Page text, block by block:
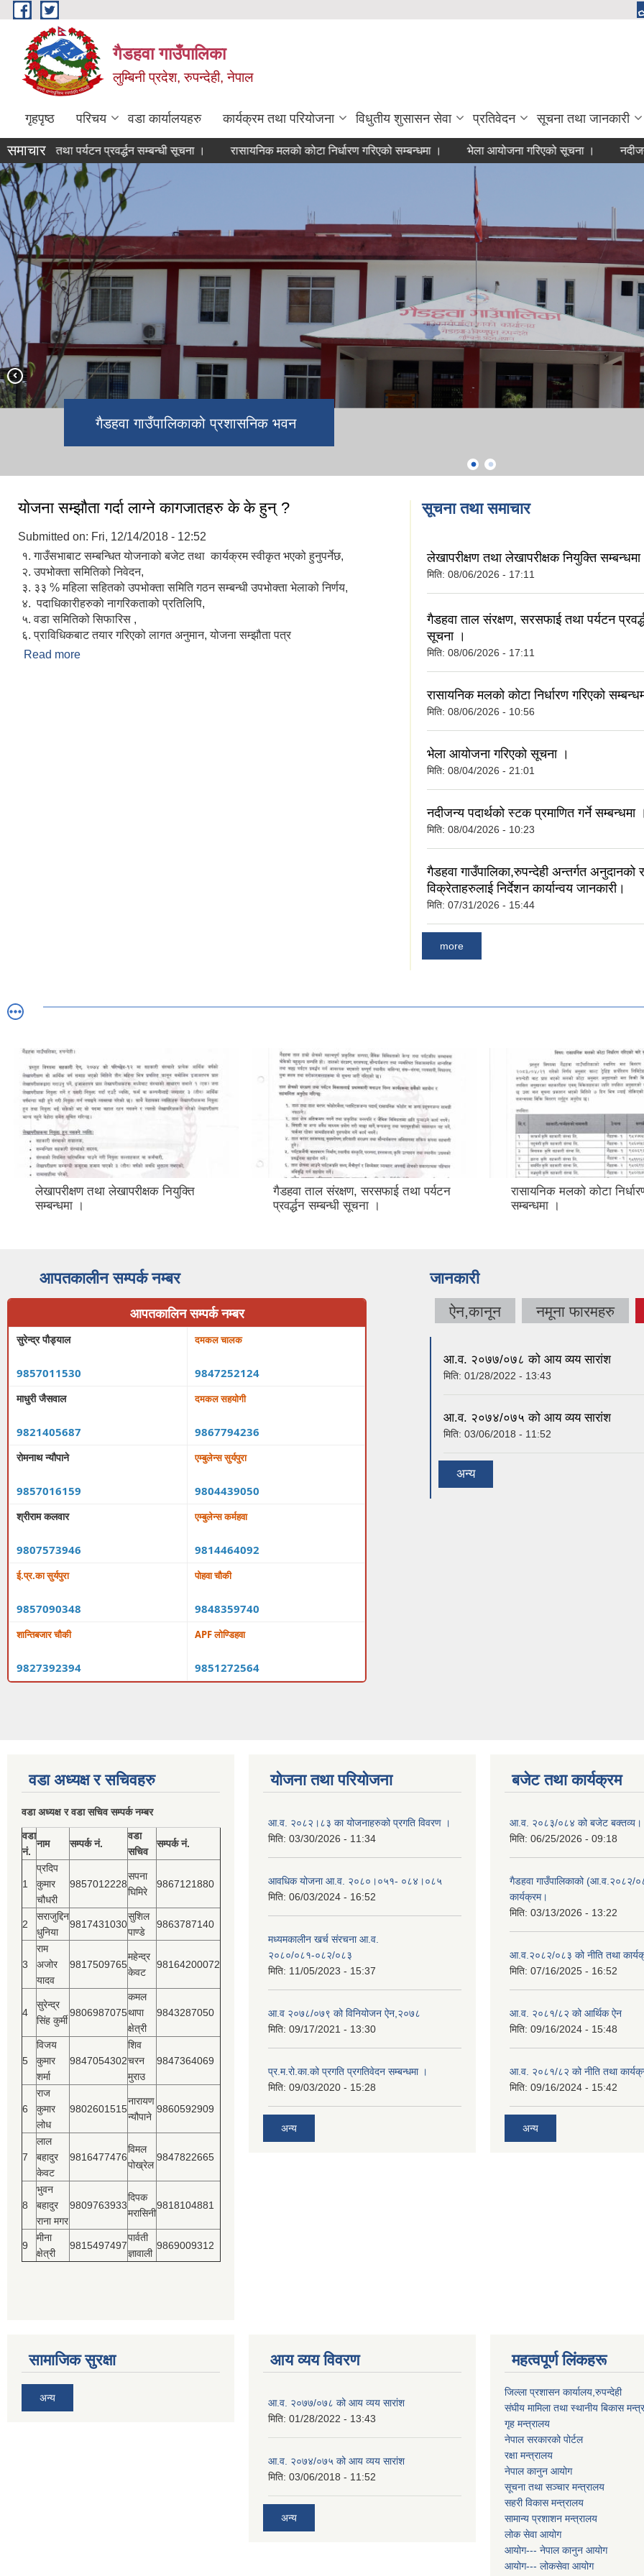
Skip to main content
गैडहवा गाउँपालिका
लुम्बिनी प्रदेश, रुपन्देही, नेपाल
गृहपृष्ठ परिचय वडा कार्यालयहरु कार्यक्रम तथा परियोजना विधुतीय शुसासन सेवा प्रतिवेदन सूचना तथा जानकारी
समाचार
तथा पर्यटन प्रवर्द्धन सम्बन्धी सूचना । रासायनिक मलको कोटा निर्धारण गरिएको सम्बन्धमा । भेला आयोजना गरिएको सूचना । नदीजन्य
गैडहवा गाउँपालिकाको प्रशासनिक भवन
गैडहवा ताल
याेजना सम्झौता गर्दा लाग्ने कागजातहरु के के हुन् ?
Submitted on: Fri, 12/14/2018 - 12:52
१. गाउँसभाबाट सम्बन्धित योजनाको बजेट तथा कार्यक्रम स्वीकृत भएको हुनुपर्नेछ,
२. उपभोक्ता समितिको निवेदन,
३. ३३ % महिला सहितको उपभोक्ता समिति गठन सम्बन्धी उपभोक्ता भेलाको निर्णय,
४. पदाधिकारीहरुको नागरिकताको प्रतिलिपि,
५. वडा समितिको सिफारिस ,
६. प्राविधिकबाट तयार गरिएको लागत अनुमान, योजना सम्झौता पत्र
Read more
सूचना तथा समाचार
लेखापरीक्षण तथा लेखापरीक्षक नियुक्ति सम्बन्धमा
मिति: 08/06/2026 - 17:11
गैडहवा ताल संरक्षण, सरसफाई तथा पर्यटन
सूचना ।
मिति: 08/06/2026 - 17:11
रासायनिक मलको कोटा निर्धारण गरिएको
मिति: 08/06/2026 - 10:56
भेला आयोजना गरिएको सूचना ।
मिति: 08/04/2026 - 21:01
नदीजन्य पदार्थको स्टक प्रमाणित गर्ने सम्बन्धमा ।
मिति: 08/04/2026 - 10:23
गैडहवा गाउँपालिका,रुपन्देही अन्तर्गत अनुदानको
विक्रेताहरुलाई निर्देशन कार्यान्वय जानकारी।
मिति: 07/31/2026 - 15:44
more
लेखापरीक्षण तथा लेखापरीक्षक नियुक्ति
सम्बन्धमा ।
गैडहवा ताल संरक्षण, सरसफाई तथा पर्यटन
प्रवर्द्धन सम्बन्धी सूचना ।
रासायनिक मलको कोटा
सम्बन्धमा ।
आपतकालीन सम्पर्क नम्बर
आपतकालिन सम्पर्क नम्बर
सुरेन्द्र पौड्याल
9857011530
दमकल चालक
9847252124
माधुरी जैसवाल
9821405687
दमकल सहयोगी
9867794236
रोमनाथ न्यौपाने
9857016159
एम्बुलेन्स सुर्यपुरा
9804439050
श्रीराम कलवार
9807573946
एम्बुलेन्स कर्महवा
9814464092
ई.प्र.का सुर्यपुरा
9857090348
पोहवा चौकी
9848359740
शान्तिबजार चौकी
9827392394
APF लोण्डिहवा
9851272564
जानकारी
ऐन,कानून नमूना फारमहरु
आ.व. २०७७/०७८ को आय व्यय सारांश
मिति: 01/28/2022 - 13:43
आ.व. २०७४/०७५ को आय व्यय सारांश
मिति: 03/06/2018 - 11:52
अन्य
वडा अध्यक्ष र सचिवहरु
वडा अध्यक्ष र वडा सचिव सम्पर्क नम्बर
वडा
नं.
नाम सम्पर्क नं.
वडा
सचिव
सम्पर्क नं.
1
प्रदिप
कुमार
चौधरी
9857012228
सपना
घिमिरे
9867121880
2
सराजुद्दिन
धुनिया
9817431030
सुशिल
पाण्डे
9863787140
3
राम
अजोर
यादव
9817509765
महेन्द्र
केवट
98164200072
4
सुरेन्द्र
सिंह कुर्मी
9806987075
कमल
थापा
क्षेत्री
9843287050
5
विजय
कुमार
शर्मा
9847054302
शिव
चरन
मुराउ
9847364069
6
राज
कुमार
लोध
9802601515
नारायण
न्यौपाने
9860592909
7
लाल
बहादुर
केवट
9816477476
विमल
पोख्रेल
9847822665
8
भुवन
बहादुर
राना मगर
9809763933
दिपक
मरासिनी
9818104881
9
मीना
क्षेत्री
9815497497
पार्वती
ज्ञावाली
9869009312
योजना तथा परियोजना
आ.व. २०८२।८३ का योजनाहरुको प्रगति विवरण ।
मिति: 03/30/2026 - 11:34
आवधिक योजना आ.व. २०८०।०५१- ०८४।०८५
मिति: 06/03/2024 - 16:52
मध्यमकालीन खर्च संरचना आ.व.
२०८०/०८१-०८२/०८३
मिति: 11/05/2023 - 15:37
आ.व २०७८/०७९ को विनियोजन ऐन,२०७८
मिति: 09/17/2021 - 13:30
प्र.म.रो.का.को प्रगति प्रगतिवेदन सम्बन्धमा ।
मिति: 09/03/2020 - 15:28
अन्य
बजेट तथा कार्यक्रम
आ.व. २०८३/०८४ को बजेट बक्तव्य।
मिति: 06/25/2026 - 09:18
गैडहवा गाउँपालिकाको (आ.व.२०८२/
कार्यक्रम।
मिति: 03/13/2026 - 13:22
आ.व.२०८२/०८३ को नीति तथा
मिति: 07/16/2025 - 16:52
आ.व. २०८१/८२ को आर्थिक ऐन
मिति: 09/16/2024 - 15:48
आ.व. २०८१/८२ को नीति तथा
मिति: 09/16/2024 - 15:42
अन्य
सामाजिक सुरक्षा
अन्य
आय व्यय विवरण
आ.व. २०७७/०७८ को आय व्यय सारांश
मिति: 01/28/2022 - 13:43
आ.व. २०७४/०७५ को आय व्यय सारांश
मिति: 03/06/2018 - 11:52
अन्य
महत्वपूर्ण लिंकहरू
जिल्ला प्रशासन कार्यालय,रुपन्देही
संघीय मामिला तथा स्थानीय बिकास
गृह मन्त्रालय
नेपाल सरकारको पोर्टल
रक्षा मन्त्रालय
नेपाल कानुन आयोग
सूचना तथा सञ्चार मन्त्रालय
सहरी विकास मन्त्रालय
सामान्य प्रशाशन मन्त्रालय
लोक सेवा आयोग
आयोग--- नेपाल कानुन आयोग
आयोग--- लोकसेवा आयोग